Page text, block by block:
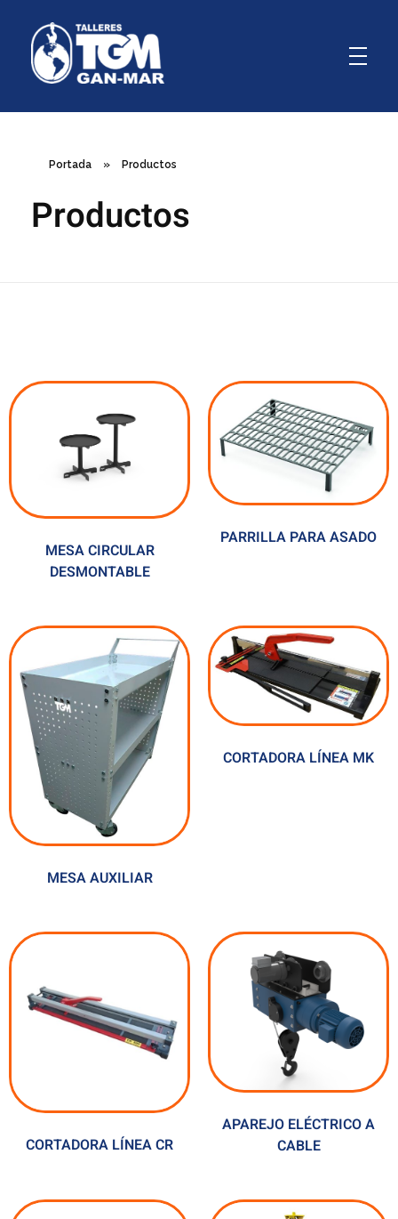
Portada » Productos
Productos
MESA CIRCULAR
DESMONTABLE
PARRILLA PARA ASADO
MESA AUXILIAR
CORTADORA LÍNEA MK
CORTADORA LÍNEA CR
APAREJO ELÉCTRICO A
CABLE